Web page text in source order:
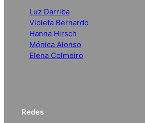
Luz Darriba
Violeta Bernardo
Hanna Hirsch
Mónica Alonso
Elena Colmeiro
Redes